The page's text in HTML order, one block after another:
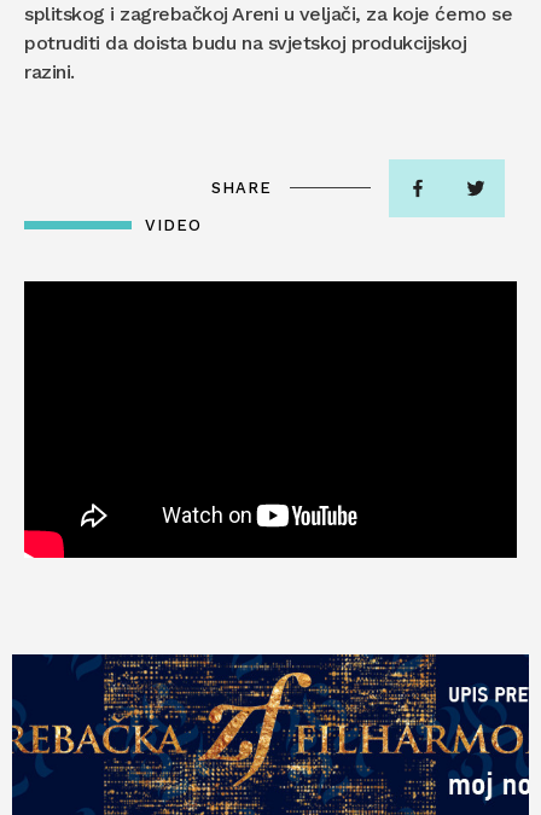
splitskog i zagrebačkoj Areni u veljači, za koje ćemo se
potruditi da doista budu na svjetskoj produkcijskoj
razini.
SHARE
VIDEO